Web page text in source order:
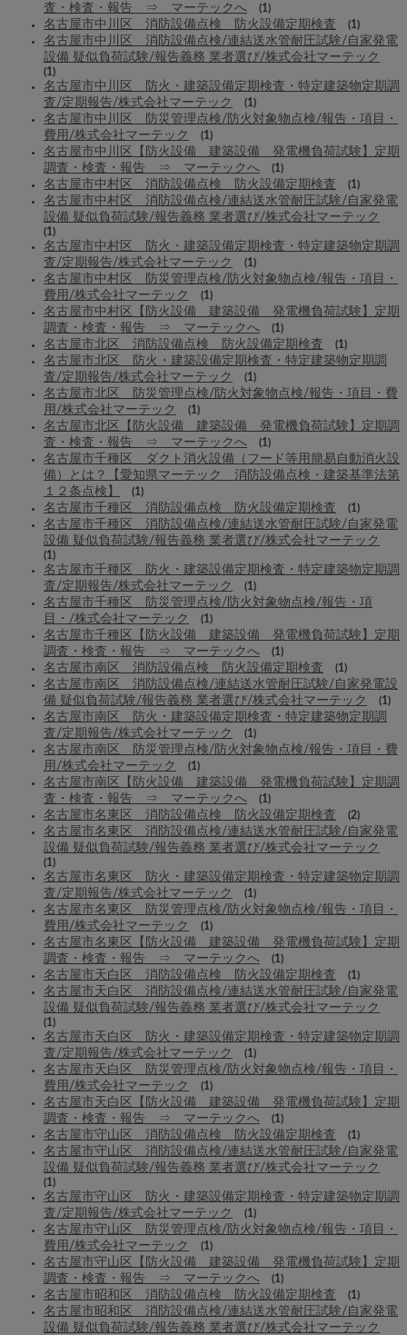
査・検査・報告 ⇒ マーテックへ
(1)
名古屋市中川区 消防設備点検 防火設備定期検査 (1)
名古屋市中川区 消防設備点検/連結送水管耐圧試験/自家発電
設備 疑似負荷試験/報告義務 業者選び/株式会社マーテック
(1)
名古屋市中川区 防火・建築設備定期検査・特定建築物定期調
査/定期報告/株式会社マーテック
(1)
名古屋市中川区 防災管理点検/防火対象物点検/報告・項目・
費用/株式会社マーテック
(1)
名古屋市中川区【防火設備 建築設備 発電機負荷試験】定期
調査・検査・報告 ⇒ マーテックへ
(1)
名古屋市中村区 消防設備点検 防火設備定期検査 (1)
名古屋市中村区 消防設備点検/連結送水管耐圧試験/自家発電
設備 疑似負荷試験/報告義務 業者選び/株式会社マーテック
(1)
名古屋市中村区 防火・建築設備定期検査・特定建築物定期調
査/定期報告/株式会社マーテック
(1)
名古屋市中村区 防災管理点検/防火対象物点検/報告・項目・
費用/株式会社マーテック
(1)
名古屋市中村区【防火設備 建築設備 発電機負荷試験】定期
調査・検査・報告 ⇒ マーテックへ
(1)
名古屋市北区 消防設備点検 防火設備定期検査 (1)
名古屋市北区 防火・建築設備定期検査・特定建築物定期調
査/定期報告/株式会社マーテック
(1)
名古屋市北区 防災管理点検/防火対象物点検/報告・項目・費
用/株式会社マーテック
(1)
名古屋市北区【防火設備 建築設備 発電機負荷試験】定期調
査・検査・報告 ⇒ マーテックへ
(1)
名古屋市千種区 ダクト消火設備（フード等用簡易自動消火設
備）とは？【愛知県マーテック 消防設備点検・建築基準法第
１２条点検】
(1)
名古屋市千種区 消防設備点検 防火設備定期検査 (1)
名古屋市千種区 消防設備点検/連結送水管耐圧試験/自家発電
設備 疑似負荷試験/報告義務 業者選び/株式会社マーテック
(1)
名古屋市千種区 防火・建築設備定期検査・特定建築物定期調
査/定期報告/株式会社マーテック
(1)
名古屋市千種区 防災管理点検/防火対象物点検/報告・項
目・/株式会社マーテック
(1)
名古屋市千種区【防火設備 建築設備 発電機負荷試験】定期
調査・検査・報告 ⇒ マーテックへ
(1)
名古屋市南区 消防設備点検 防火設備定期検査 (1)
名古屋市南区 消防設備点検/連結送水管耐圧試験/自家発電設
備 疑似負荷試験/報告義務 業者選び/株式会社マーテック
(1)
名古屋市南区 防火・建築設備定期検査・特定建築物定期調
査/定期報告/株式会社マーテック
(1)
名古屋市南区 防災管理点検/防火対象物点検/報告・項目・費
用/株式会社マーテック
(1)
名古屋市南区【防火設備 建築設備 発電機負荷試験】定期調
査・検査・報告 ⇒ マーテックへ
(1)
名古屋市名東区 消防設備点検 防火設備定期検査 (2)
名古屋市名東区 消防設備点検/連結送水管耐圧試験/自家発電
設備 疑似負荷試験/報告義務 業者選び/株式会社マーテック
(1)
名古屋市名東区 防火・建築設備定期検査・特定建築物定期調
査/定期報告/株式会社マーテック
(1)
名古屋市名東区 防災管理点検/防火対象物点検/報告・項目・
費用/株式会社マーテック
(1)
名古屋市名東区【防火設備 建築設備 発電機負荷試験】定期
調査・検査・報告 ⇒ マーテックへ
(1)
名古屋市天白区 消防設備点検 防火設備定期検査 (1)
名古屋市天白区 消防設備点検/連結送水管耐圧試験/自家発電
設備 疑似負荷試験/報告義務 業者選び/株式会社マーテック
(1)
名古屋市天白区 防火・建築設備定期検査・特定建築物定期調
査/定期報告/株式会社マーテック
(1)
名古屋市天白区 防災管理点検/防火対象物点検/報告・項目・
費用/株式会社マーテック
(1)
名古屋市天白区【防火設備 建築設備 発電機負荷試験】定期
調査・検査・報告 ⇒ マーテックへ
(1)
名古屋市守山区 消防設備点検 防火設備定期検査 (1)
名古屋市守山区 消防設備点検/連結送水管耐圧試験/自家発電
設備 疑似負荷試験/報告義務 業者選び/株式会社マーテック
(1)
名古屋市守山区 防火・建築設備定期検査・特定建築物定期調
査/定期報告/株式会社マーテック
(1)
名古屋市守山区 防災管理点検/防火対象物点検/報告・項目・
費用/株式会社マーテック
(1)
名古屋市守山区【防火設備 建築設備 発電機負荷試験】定期
調査・検査・報告 ⇒ マーテックへ
(1)
名古屋市昭和区 消防設備点検 防火設備定期検査 (1)
名古屋市昭和区 消防設備点検/連結送水管耐圧試験/自家発電
設備 疑似負荷試験/報告義務 業者選び/株式会社マーテック